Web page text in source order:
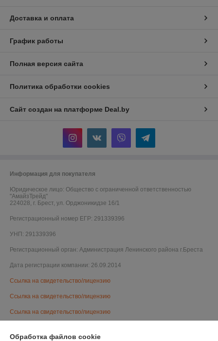
Доставка и оплата
График работы
Полная версия сайта
Политика обработки cookies
Сайт создан на платформе Deal.by
Информация для покупателя
Юридическое лицо: Общество с ограниченной ответственностью
"АмайзТрейд"
224028, г. Брест, ул. Орджоникидзе 16/1
Регистрационный номер ЕГР: 291339396
УНП: 291339396
Регистрационный орган: Администрация Ленинского района г.Бреста
Дата регистрации компании: 26.09.2014
Ссылка на свидетельство/лицензию
Ссылка на свидетельство/лицензию
Ссылка на свидетельство/лицензию
Обработка файлов cookie